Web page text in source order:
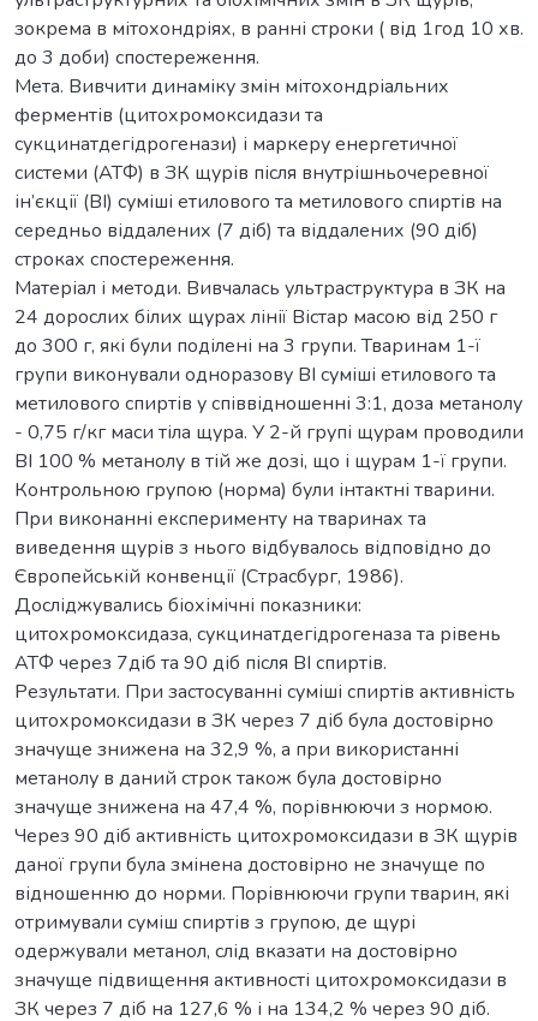
зокрема в мітохондріях, в ранні строки ( від 1год 10 хв.
до 3 доби) спостереження.
Мета. Вивчити динаміку змін мітохондріальних
ферментів (цитохромоксидази та
сукцинатдегідрогенази) і маркеру енергетичної
системи (АТФ) в ЗК щурів після внутрішньочеревної
ін’єкції (ВІ) суміші етилового та метилового спиртів на
середньо віддалених (7 діб) та віддалених (90 діб)
строках спостереження.
Матеріал і методи. Вивчалась ультраструктура в ЗК на
24 дорослих білих щурах лінії Вістар масою від 250 г
до 300 г, які були поділені на 3 групи. Тваринам 1-ї
групи виконували одноразову ВІ суміші етилового та
метилового спиртів у співвідношенні 3:1, доза метанолу
- 0,75 г/кг маси тіла щура. У 2-й групі щурам проводили
ВІ 100 % метанолу в тій же дозі, що і щурам 1-ї групи.
Контрольною групою (норма) були інтактні тварини.
При виконанні експерименту на тваринах та
виведення щурів з нього відбувалось відповідно до
Європейській конвенції (Страсбург, 1986).
Досліджувались біохімічні показники:
цитохромоксидаза, сукцинатдегідрогеназа та рівень
АТФ через 7діб та 90 діб після ВІ спиртів.
Результати. При застосуванні суміші спиртів активність
цитохромоксидази в ЗК через 7 діб була достовірно
значуще знижена на 32,9 %, а при використанні
метанолу в даний строк також була достовірно
значуще знижена на 47,4 %, порівнюючи з нормою.
Через 90 діб активність цитохромоксидази в ЗК щурів
даної групи була змінена достовірно не значуще по
відношенню до норми. Порівнюючи групи тварин, які
отримували суміш спиртів з групою, де щурі
одержували метанол, слід вказати на достовірно
значуще підвищення активності цитохромоксидази в
ЗК через 7 діб на 127,6 % і на 134,2 % через 90 діб.